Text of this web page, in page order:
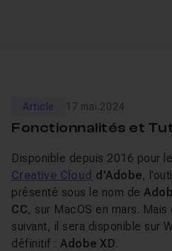
Article 17 mai 2024
Fonctionnalités et
Disponible depuis 2016 pour
Creative Cloud d’Adobe,
présenté sous le nom de
CC, sur MacOS en mars.
suivant, il sera disponible sur
définitif : Adobe XD.